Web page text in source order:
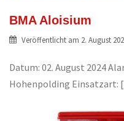
BMA Aloisium
Veröffentlicht am 2. August
Datum: 02. August 2024
Hohenpolding Einsatzart: